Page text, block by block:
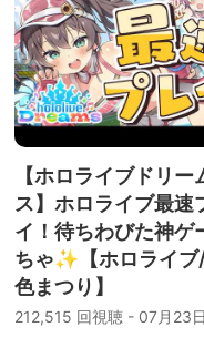
【ホロライブドリー
ス】ホロライブ最速
イ！待ちわびた神ゲ
ちゃ✨【ホロライ
色まつり】
212,515 回視聴 - 07月23日